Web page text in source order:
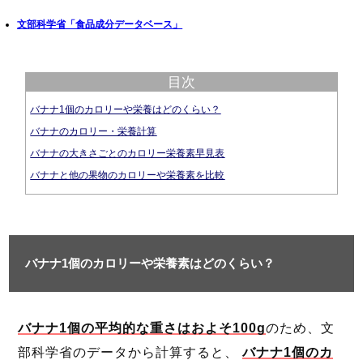
文部科学省「食品成分データベース」
目次
バナナ1個のカロリーや栄養はどのくらい？
バナナのカロリー・栄養計算
バナナの大きさごとのカロリー栄養素早見表
バナナと他の果物のカロリーや栄養素を比較
バナナ1個のカロリーや栄養素はどのくらい？
バナナ1個の平均的な重さはおよそ100gのため、文
部科学省のデータから計算すると、バナナ1個のカ